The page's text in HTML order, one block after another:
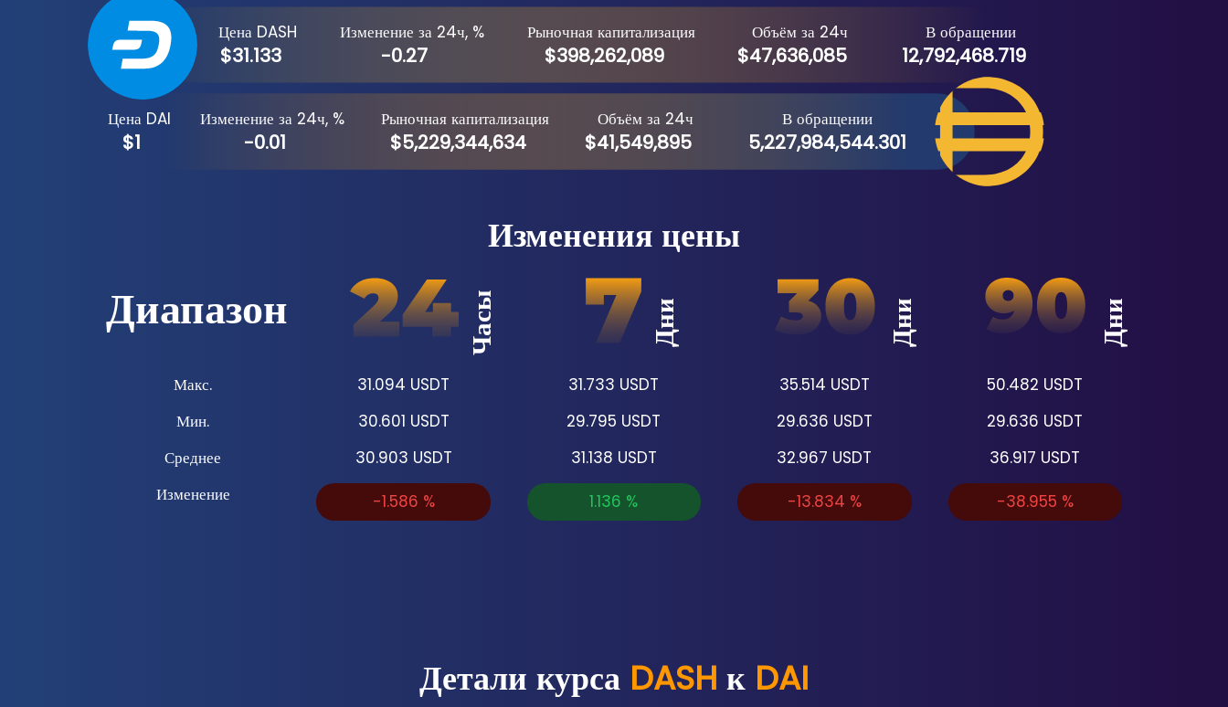
Цена DASH Изменение за 24ч, % Рыночная капитализация Объём за 24ч В обращении
$31.133 -0.27 $398,262,089 $47,636,085 12,792,468.719
Цена DAI Изменение за 24ч, % Рыночная капитализация Объём за 24ч В обращении
$1 -0.01 $5,229,344,634 $41,549,895 5,227,984,544.301
Изменения цены
Диапазон
Макс.
Мин.
Среднее
Изменение
Часы
31.094 USDT
30.601 USDT
30.903 USDT
-1.586 %
Дни
31.733 USDT
29.795 USDT
31.138 USDT
1.136 %
Дни
35.514 USDT
29.636 USDT
32.967 USDT
-13.834 %
Дни
50.482 USDT
29.636 USDT
36.917 USDT
-38.955 %
Детали курса DASH к DAI